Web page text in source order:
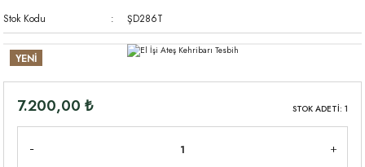
Stok Kodu ŞD286T
YENİ
7.200,00 ₺ STOK ADETİ: 1